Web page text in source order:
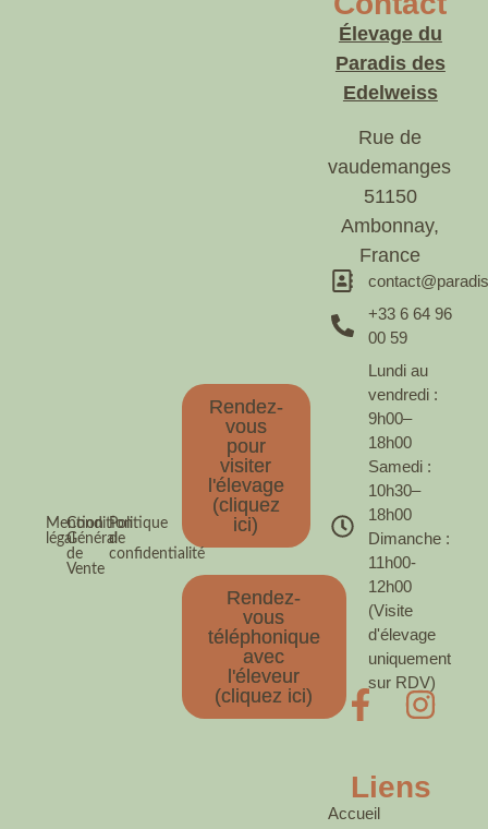
Liens
Accueil
Élevage du
Paradis des
Edelweiss
Rue de
vaudemanges
51150
Ambonnay,
France
+33 6 64 96
00 59
Lundi au
vendredi :
9h00–
18h00
Samedi :
10h30–
18h00
Dimanche :
11h00-
12h00
(Visite
d'élevage
uniquement
sur RDV)
Rendez-
vous
pour
visiter
l'élevage
(cliquez
ici)
Rendez-
vous
téléphonique
avec
l'éleveur
(cliquez ici)
Mention
légal
Condition
Général
de
Vente
Politique
de
confidentialité